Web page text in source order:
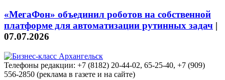
«МегаФон» объединил роботов на собственной
платформе для автоматизации рутинных задач |
07.07.2026
Телефоны редакции: +7 (8182) 20-44-02, 65-25-40, +7 (909)
556-2850 (реклама в газете и на сайте)